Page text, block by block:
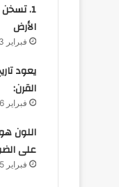
1.
الأرض
فبراير 3, 2026
يعود
القرن:
فبراير 6, 2026
اللون
على
فبراير 5, 2026